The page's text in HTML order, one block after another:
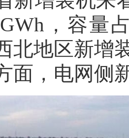
，容量
北地区新增
面，电网侧